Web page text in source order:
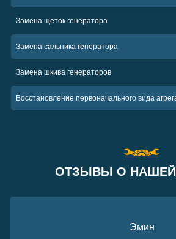
Замена щеток генератора
Замена сальника генератора
Замена шкива генераторов
Восстановление первоначального вида
ОТЗЫВЫ О НАШЕЙ
Эмин